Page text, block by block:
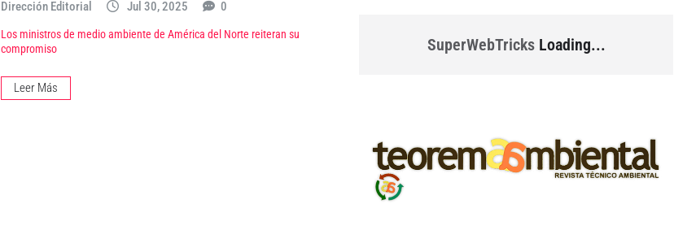
Dirección Editorial Jul 30, 2025 0
Los ministros de medio ambiente de América del Norte reiteran su
compromiso
Leer Más
SuperWebTricksLoading...